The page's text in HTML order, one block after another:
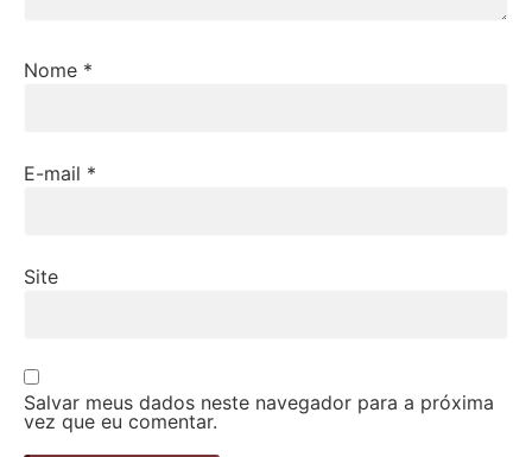
Nome *
E-mail *
Site
Salvar meus dados neste navegador para a próxima
vez que eu comentar.